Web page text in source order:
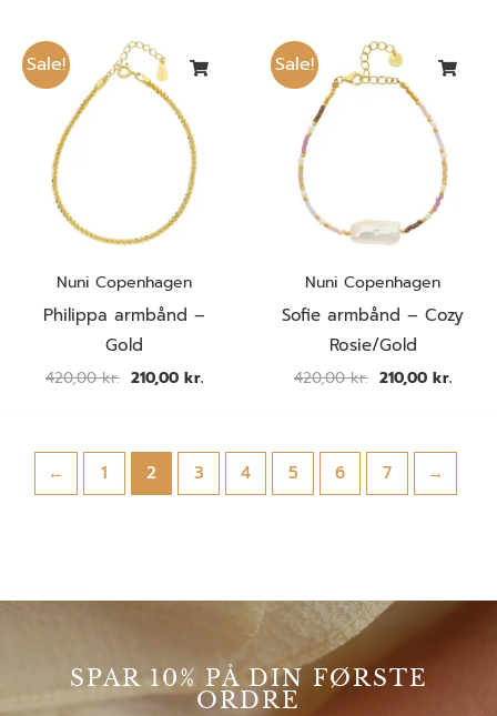
Sale!
Nuni Copenhagen
Philippa armbånd –
Gold
420,00kr.
Den
oprindelige
pris
var:
420,00 kr..
210,00 kr.
aktuelle
pris
Sale!
Nuni Copenhagen
Sofie armbånd – Cozy
Rosie/Gold
420,00kr.
Den
oprindelige
pris
420,00 kr..
210,00 kr.
pris
← 1 2 3 4 5 6 7 →
SPAR 10% PÅ DIN FØRSTE
ORDRE